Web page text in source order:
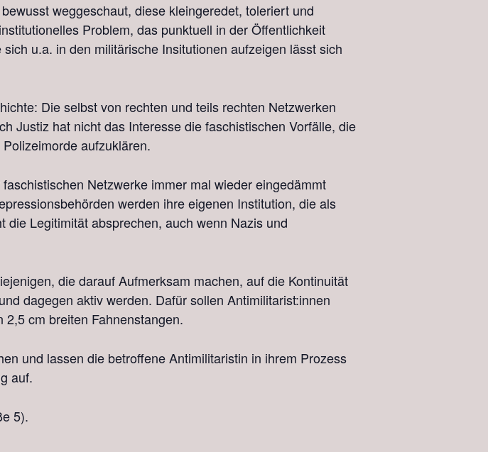
weggeschaut, diese kleingeredet, toleriert und
Problem, das punktuell in der Öffentlichkeit
u.a. in den militärische Insitutionen aufzeigen lässt sich
Die selbst von rechten und teils rechten Netzwerken
Justiz hat nicht das Interesse die faschistischen Vorfälle, die
aufzuklären.
Netzwerke immer mal wieder eingedämmt
werden ihre eigenen Institution, die als
Legitimität absprechen, auch wenn Nazis und
die darauf Aufmerksam machen, auf die Kontinuität
dagegen aktiv werden. Dafür sollen Antimilitarist:innen
cm breiten Fahnenstangen.
und lassen die betroffene Antimilitaristin in ihrem Prozess
auf.
5).